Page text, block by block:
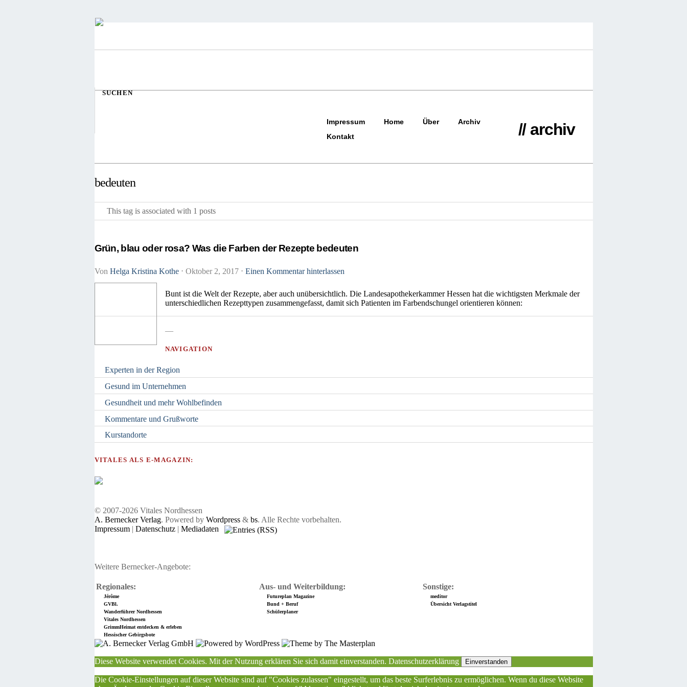
SUCHEN
Impressum Home Über
Archiv
Kontakt
// archiv
bedeuten
This tag is associated with 1 posts
Grün, blau oder rosa? Was die Farben der Rezepte bedeuten
Von Helga Kristina Kothe ⋅ Oktober 2, 2017 ⋅ Einen Kommentar hinterlassen
Bunt ist die Welt der Rezepte, aber auch unübersichtlich. Die Landesapothekerkammer Hessen hat die wichtigsten Merkmale der
unterschiedlichen Rezepttypen zusammengefasst, damit sich Patienten im Farbendschungel orientieren können:
—
NAVIGATION
Experten in der Region
Gesund im Unternehmen
Gesundheit und mehr Wohlbefinden
Kommentare und Grußworte
Kurstandorte
VITALES ALS E-MAGAZIN:
© 2007-2026 Vitales Nordhessen
A. Bernecker Verlag. Powered by Wordpress& bs. Alle Rechte vorbehalten.
Impressum| Datenschutz| Mediadaten
Weitere Bernecker-Angebote:
Regionales: Aus- und Weiterbildung: Sonstige:
Jérôme Futureplan Magazine
meditor
GVBl.
Bund + Beruf
Übersicht Verlagstitel
Wanderführer Nordhessen
Schülerplaner
Vitales Nordhessen
GrimmHeimat entdecken & erleben
Hessischer Gebirgsbote
Diese Website verwendet Cookies. Mit der Nutzung erklären Sie sich damit einverstanden. Datenschutzerklärung Einverstanden
Die Cookie-Einstellungen auf dieser Website sind auf "Cookies zulassen" eingestellt, um das beste Surferlebnis zu ermöglichen. Wenn du diese Website